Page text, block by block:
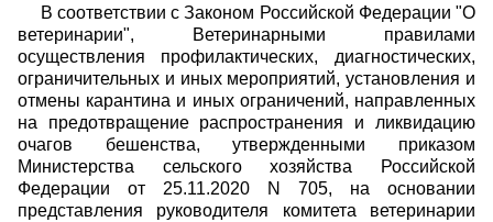
В соответствии с Законом Российской Федерации "О
ветеринарии", Ветеринарными правилами
осуществления профилактических, диагностических,
ограничительных и иных мероприятий, установления и
отмены карантина и иных ограничений, направленных
на предотвращение распространения и ликвидацию
очагов бешенства, утвержденными приказом
Министерства сельского хозяйства Российской
Федерации от 25.11.2020 N 705, на основании
представления руководителя комитета ветеринарии